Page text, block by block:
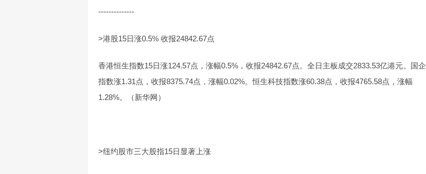
--------------
>港股15日涨0.5% 收报24842.67点
香港恒生指数15日涨124.57点，涨幅0.5%，收报24842.67点。全日主板成交2833.53亿港元。国企
指数涨1.31点，收报8375.74点，涨幅0.02%。恒生科技指数涨60.38点，收报4765.58点，涨幅
1.28%。（新华网）
>纽约股市三大股指15日显著上涨